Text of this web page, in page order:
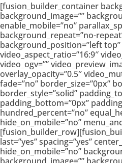
[fusion_builder_container
background_image=””
enable_mobile=”no”
background_repeat=”no-
background_position=”left top”
video_aspect_ratio=”16:9″
video_ogv=””
overlay_opacity=”0.5″
fade=”no” border_size=”0px”
border_style=”solid”
padding_bottom=”0px”
hundred_percent=”no”
hide_on_mobile=”no”
last=”yes” spacing=”yes”
hide_on_mobile=”no”